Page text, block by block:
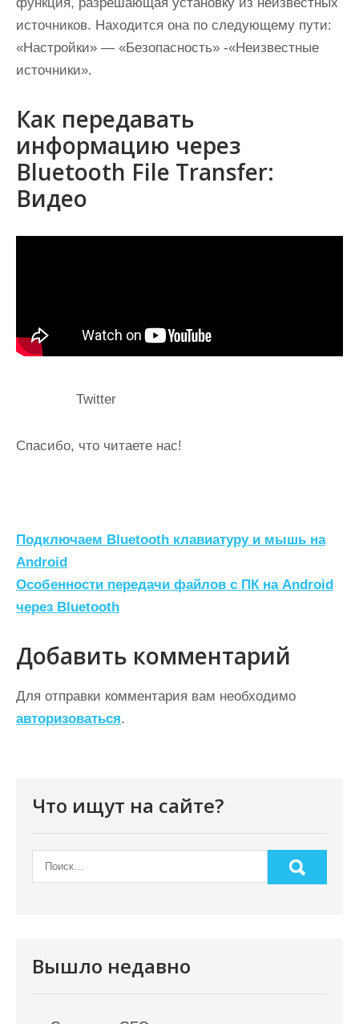
источников. Находится она по следующему пути:
«Настройки» — «Безопасность» -«Неизвестные
источники».
Как передавать
информацию через
Bluetooth File Transfer:
Видео
Twitter
Спасибо, что читаете нас!
Н
а
в
и
г
а
ц
и
м
Подключаем Bluetooth клавиатуру и мышь на
Android
Особенности передачи файлов с ПК на Android
через Bluetooth
Добавить комментарий
Для отправки комментария вам необходимо
авторизоваться.
Что ищут на сайте?
Вышло недавно